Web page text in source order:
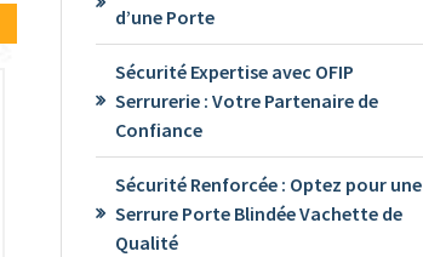
d’une Porte
Sécurité Expertise avec OFIP
Serrurerie : Votre Partenaire de
Confiance
Sécurité Renforcée : Optez pour une
Serrure Porte Blindée Vachette de
Qualité